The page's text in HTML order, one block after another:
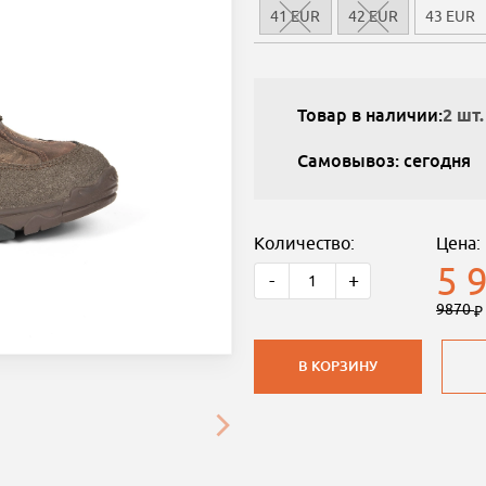
41 EUR 42 EUR 43 EUR
Товар в наличии:2 шт.
Самовывоз: сегодня
Количество:
- +
Цена:
5
9870
В КОРЗИНУ